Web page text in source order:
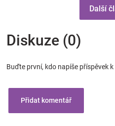
Další
Diskuze (0)
Buďte první, kdo napíše příspěvek
Přidat komentář